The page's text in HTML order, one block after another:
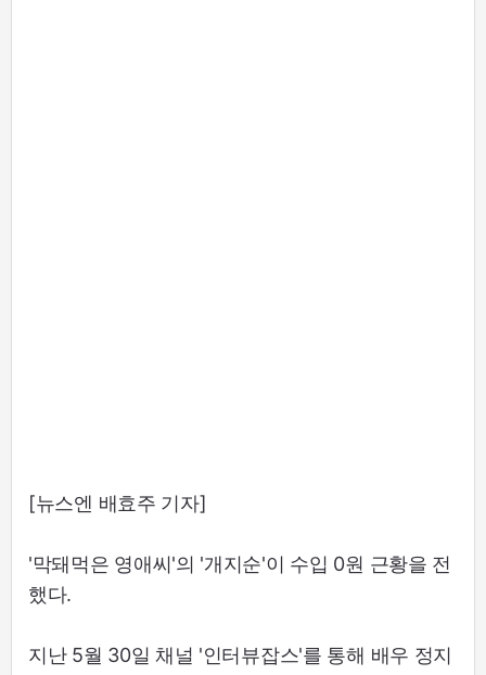
[뉴스엔 배효주 기자]
'막돼먹은 영애씨'의 '개지순'이 수입 0원 근황을 전
했다.
지난 5월 30일 채널 '인터뷰잡스'를 통해 배우 정지